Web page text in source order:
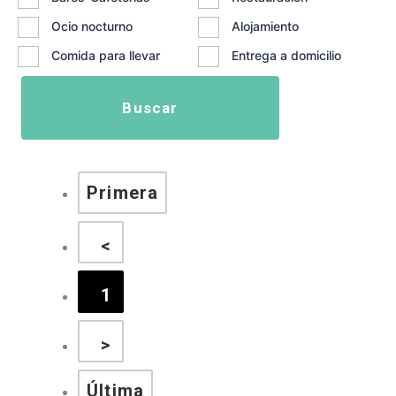
Ocio nocturno
Alojamiento
Comida para llevar
Entrega a domicilio
Buscar
Primera
<
1
>
Última